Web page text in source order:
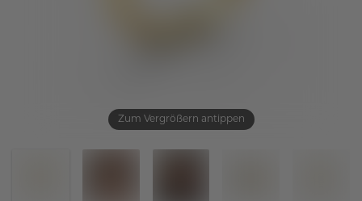
Zum Vergrößern antippen